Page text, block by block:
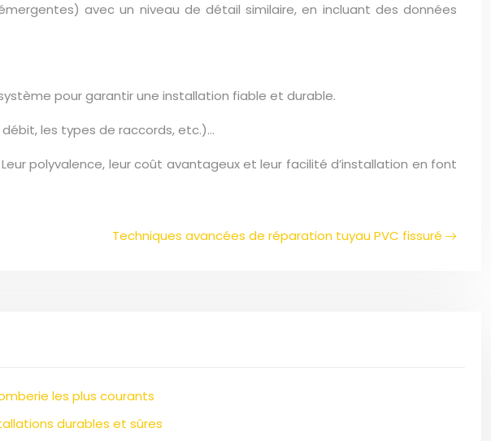
avec un niveau de détail similaire, en incluant des données
pour garantir une installation fiable et durable.
les types de raccords, etc.)…
polyvalence, leur coût avantageux et leur facilité d’installation en font
Techniques avancées de réparation tuyau PVC fissuré
les plus courants
durables et sûres